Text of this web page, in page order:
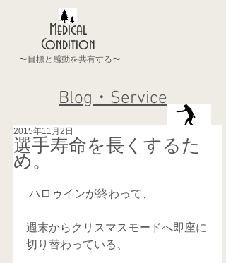
Medical
Condition
〜目標と感動を共有する〜
Blog・Service
選手寿命を長くするた
め。
2015年11月2日
ハロゥインが終わって、
週末からクリスマスモードへ即座に
切り替わっている、